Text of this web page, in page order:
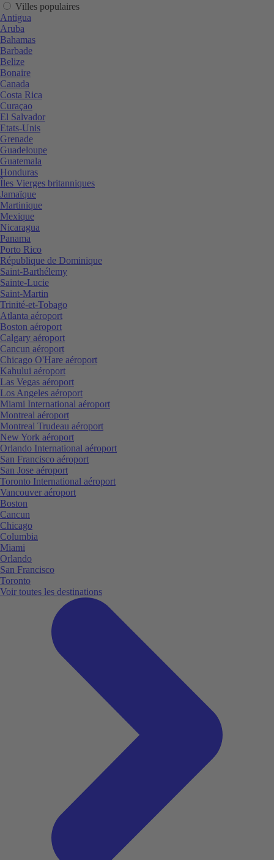
Villes populaires
Antigua
Aruba
Bahamas
Barbade
Belize
Bonaire
Canada
Costa Rica
Curaçao
El Salvador
Etats-Unis
Grenade
Guadeloupe
Guatemala
Honduras
Îles Vierges britanniques
Jamaïque
Martinique
Mexique
Nicaragua
Panama
Porto Rico
République de Dominique
Saint-Barthélemy
Sainte-Lucie
Saint-Martin
Trinité-et-Tobago
Atlanta aéroport
Boston aéroport
Calgary aéroport
Cancun aéroport
Chicago O'Hare aéroport
Kahului aéroport
Las Vegas aéroport
Los Angeles aéroport
Miami International aéroport
Montreal aéroport
Montreal Trudeau aéroport
New York aéroport
Orlando International aéroport
San Francisco aéroport
San Jose aéroport
Toronto International aéroport
Vancouver aéroport
Boston
Cancun
Chicago
Columbia
Miami
Orlando
San Francisco
Toronto
Voir toutes les destinations